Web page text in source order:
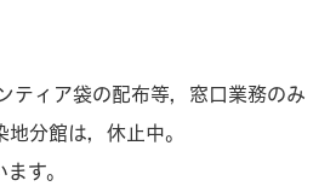
ティア袋の配布等，窓口業務のみ
分館は，休止中。
す。